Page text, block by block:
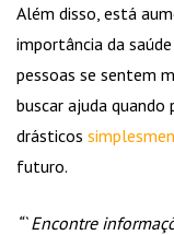
Além disso, está
importância da
pessoas se sentem
buscar ajuda
drásticos
futuro.
“` Encontre